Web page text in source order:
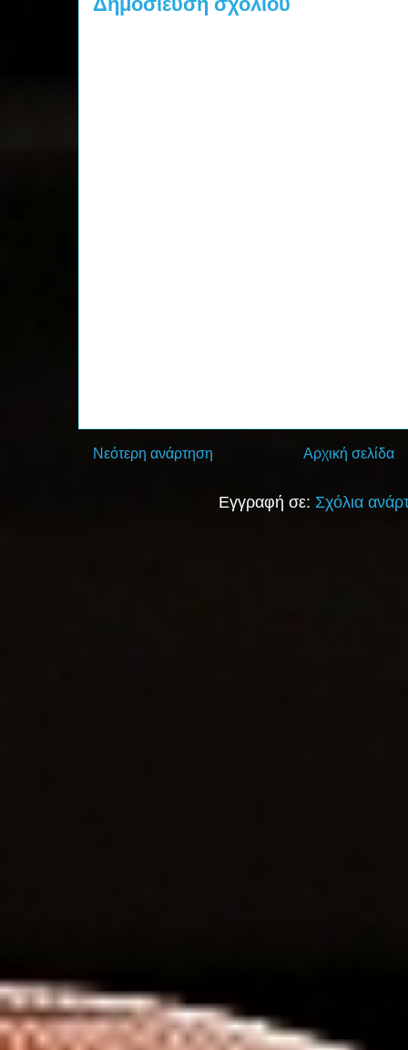
Νεότερη ανάρτηση Αρχική σελίδα
Εγγραφή σε: Σχόλια